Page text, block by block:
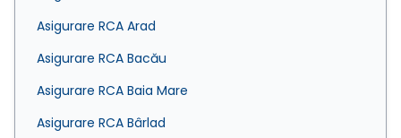
Asigurare RCA Arad
Asigurare RCA Bacău
Asigurare RCA Baia Mare
Asigurare RCA Bârlad